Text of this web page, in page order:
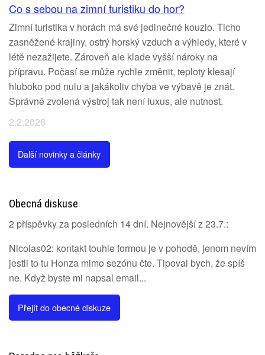
Co s sebou na zimní turistiku do hor?
Zimní turistika v horách má své jedinečné kouzlo. Ticho
zasněžené krajiny, ostrý horský vzduch a výhledy, které v
létě nezažijete. Zároveň ale klade vyšší nároky na
přípravu. Počasí se může rychle změnit, teploty klesají
hluboko pod nulu a jakákoliv chyba ve výbavě je znát.
Správně zvolená výstroj tak není luxus, ale nutnost.
2.2.2026
Další novinky a články
Obecná diskuse
2 příspěvky za posledních 14 dní. Nejnovější z 23.7.:
Nicolas02: kontakt touhle formou je v pohodě, jenom nevím
jestli to tu Honza mimo sezónu čte. Tipoval bych, že spíš
ne. Když byste mi napsal email...
Přejít do obecné diskuze